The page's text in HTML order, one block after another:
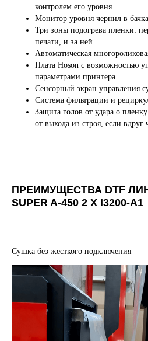
контролем его уровня
Монитор уровня чернил в
Три зоны подогрева пленки:
печати, и за ней.
Автоматическая
Плата Hoson с возможностью
параметрами принтера
Сенсорный экран управления
Система фильтрации и
Защита голов от удара о
от выхода из строя, если вдруг
ПРЕИМУЩЕСТВА DTF
SUPER A-450 2 X I3200-A1
Сушка без жесткого подключения